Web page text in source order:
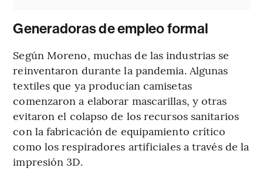
Generadoras de empleo formal
Según Moreno, muchas de las industrias se
reinventaron durante la pandemia. Algunas
textiles que ya producían camisetas
comenzaron a elaborar mascarillas, y otras
evitaron el colapso de los recursos sanitarios
con la fabricación de equipamiento crítico
como los respiradores artificiales a través de la
impresión 3D.